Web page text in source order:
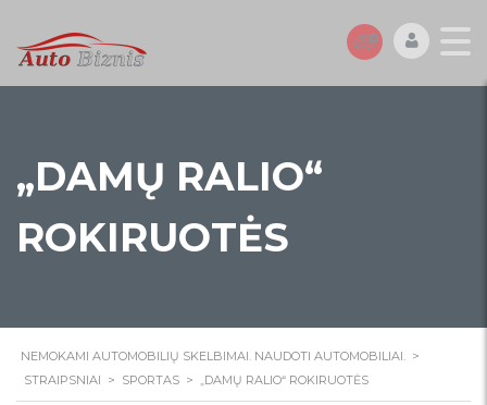
„DAMŲ RALIO“
ROKIRUOTĖS
NEMOKAMI AUTOMOBILIŲ SKELBIMAI. NAUDOTI AUTOMOBILIAI. >
STRAIPSNIAI > SPORTAS > „DAMŲ RALIO“ ROKIRUOTĖS